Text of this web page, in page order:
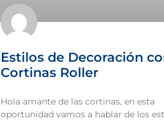
Estilos de Decoración
Cortinas Roller
Hola amante de las cortinas, en esta
oportunidad vamos a hablar de los